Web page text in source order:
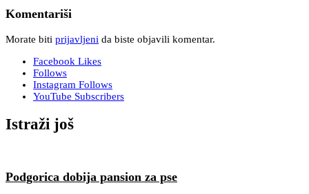
Komentariši
Morate biti prijavljeni da biste objavili komentar.
Facebook Likes
Follows
Instagram Follows
YouTube Subscribers
Istraži još
Podgorica dobija pansion za pse